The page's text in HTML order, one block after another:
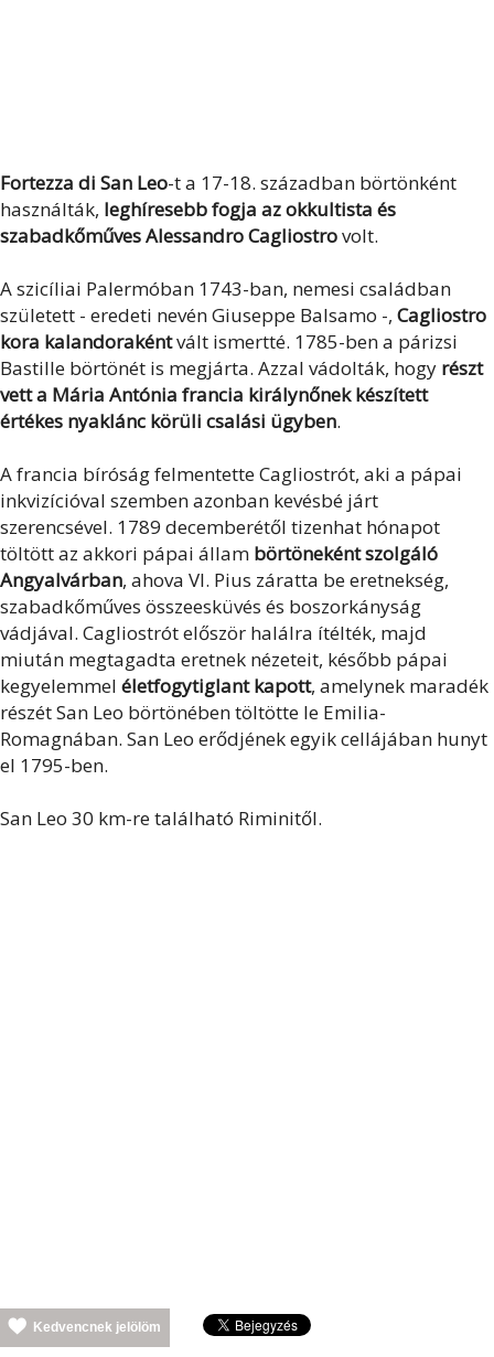
Fortezza di San Leo-t a 17-18. században börtönként
használták, leghíresebb fogja az okkultista és
szabadkőműves Alessandro Cagliostrovolt.
A szicíliai Palermóban 1743-ban, nemesi családban
született - eredeti nevén Giuseppe Balsamo -, Cagliostro
kora kalandorakéntvált ismertté. 1785-ben a párizsi
Bastille börtönét is megjárta. Azzal vádolták, hogy részt
vett a Mária Antónia francia királynőnek készített
értékes nyaklánc körüli csalási ügyben.
A francia bíróság felmentette Cagliostrót, aki a pápai
inkvizícióval szemben azonban kevésbé járt
szerencsével. 1789 decemberétől tizenhat hónapot
töltött az akkori pápai állam börtöneként szolgáló
Angyalvárban, ahova VI. Pius záratta be eretnekség,
szabadkőműves összeesküvés és boszorkányság
vádjával. Cagliostrót először halálra ítélték, majd
miután megtagadta eretnek nézeteit, később pápai
kegyelemmel életfogytiglant kapott, amelynek maradék
részét San Leo börtönében töltötte le Emilia-
Romagnában. San Leo erődjének egyik cellájában hunyt
el 1795-ben.
San Leo 30 km-re található Riminitől.
Kedvencnek jelölöm